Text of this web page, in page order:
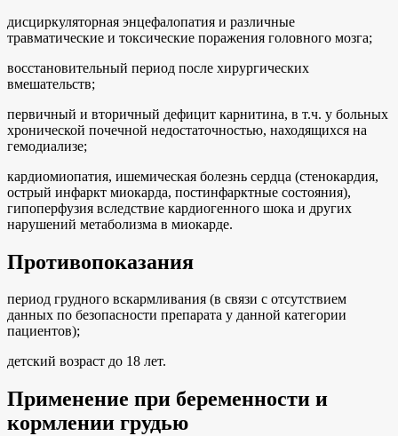
дисциркуляторная энцефалопатия и различные
травматические и токсические поражения головного мозга;
восстановительный период после хирургических
вмешательств;
первичный и вторичный дефицит карнитина, в т.ч. у больных
хронической почечной недостаточностью, находящихся на
гемодиализе;
кардиомиопатия, ишемическая болезнь сердца (стенокардия,
острый инфаркт миокарда, постинфарктные состояния),
гипоперфузия вследствие кардиогенного шока и других
нарушений метаболизма в миокарде.
Противопоказания
период грудного вскармливания (в связи с отсутствием
данных по безопасности препарата у данной категории
пациентов);
детский возраст до 18 лет.
Применение при беременности и
кормлении грудью